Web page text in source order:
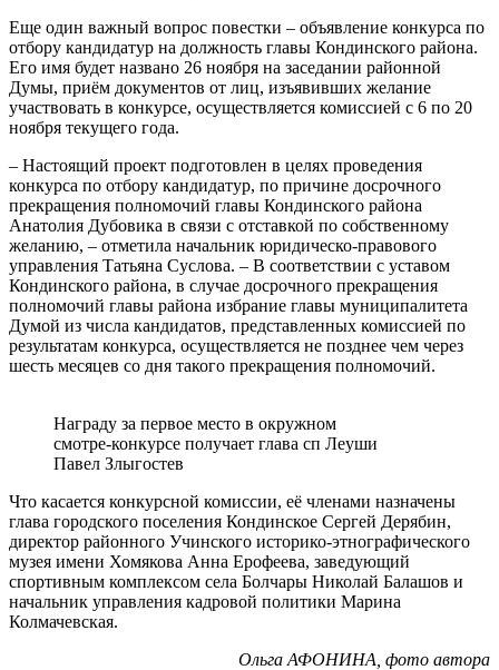
Еще один важный вопрос повестки – объявление конкурса по
отбору кандидатур на должность главы Кондинского района.
Его имя будет названо 26 ноября на заседании районной
Думы, приём документов от лиц, изъявивших желание
участвовать в конкурсе, осуществляется комиссией с 6 по 20
ноября текущего года.
– Настоящий проект подготовлен в целях проведения
конкурса по отбору кандидатур, по причине досрочного
прекращения полномочий главы Кондинского района
Анатолия Дубовика в связи с отставкой по собственному
желанию, – отметила начальник юридическо-правового
управления Татьяна Суслова. – В соответствии с уставом
Кондинского района, в случае досрочного прекращения
полномочий главы района избрание главы муниципалитета
Думой из числа кандидатов, представленных комиссией по
результатам конкурса, осуществляется не позднее чем через
шесть месяцев со дня такого прекращения полномочий.
Награду за первое место в окружном
смотре-конкурсе получает глава сп Леуши
Павел Злыгостев
Что касается конкурсной комиссии, её членами назначены
глава городского поселения Кондинское Сергей Дерябин,
директор районного Учинского историко-этнографического
музея имени Хомякова Анна Ерофеева, заведующий
спортивным комплексом села Болчары Николай Балашов и
начальник управления кадровой политики Марина
Колмачевская.
Ольга АФОНИНА, фото автора